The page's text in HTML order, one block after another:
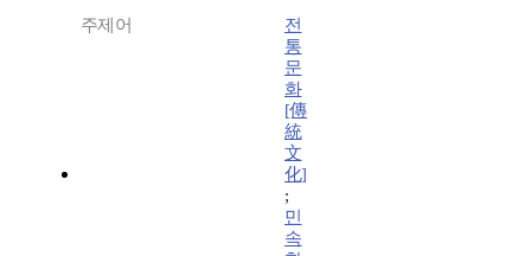
주제어
전
통
문
화
[傳
統
文
化]
;
민
속